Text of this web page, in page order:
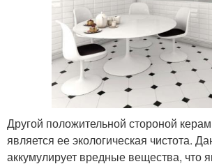
Другой положительной стороной
является ее экологическая чистота.
аккумулирует вредные вещества, что